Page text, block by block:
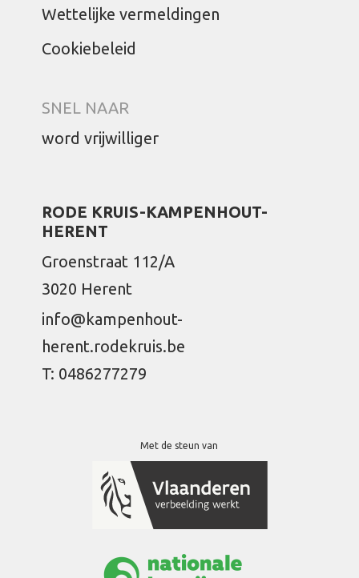
Wettelijke vermeldingen
Cookiebeleid
SNEL NAAR
word vrijwilliger
RODE KRUIS-KAMPENHOUT-
HERENT
Groenstraat 112/A
3020 Herent
info@kampenhout-
herent.rodekruis.be
T: 0486277279
Met de steun van